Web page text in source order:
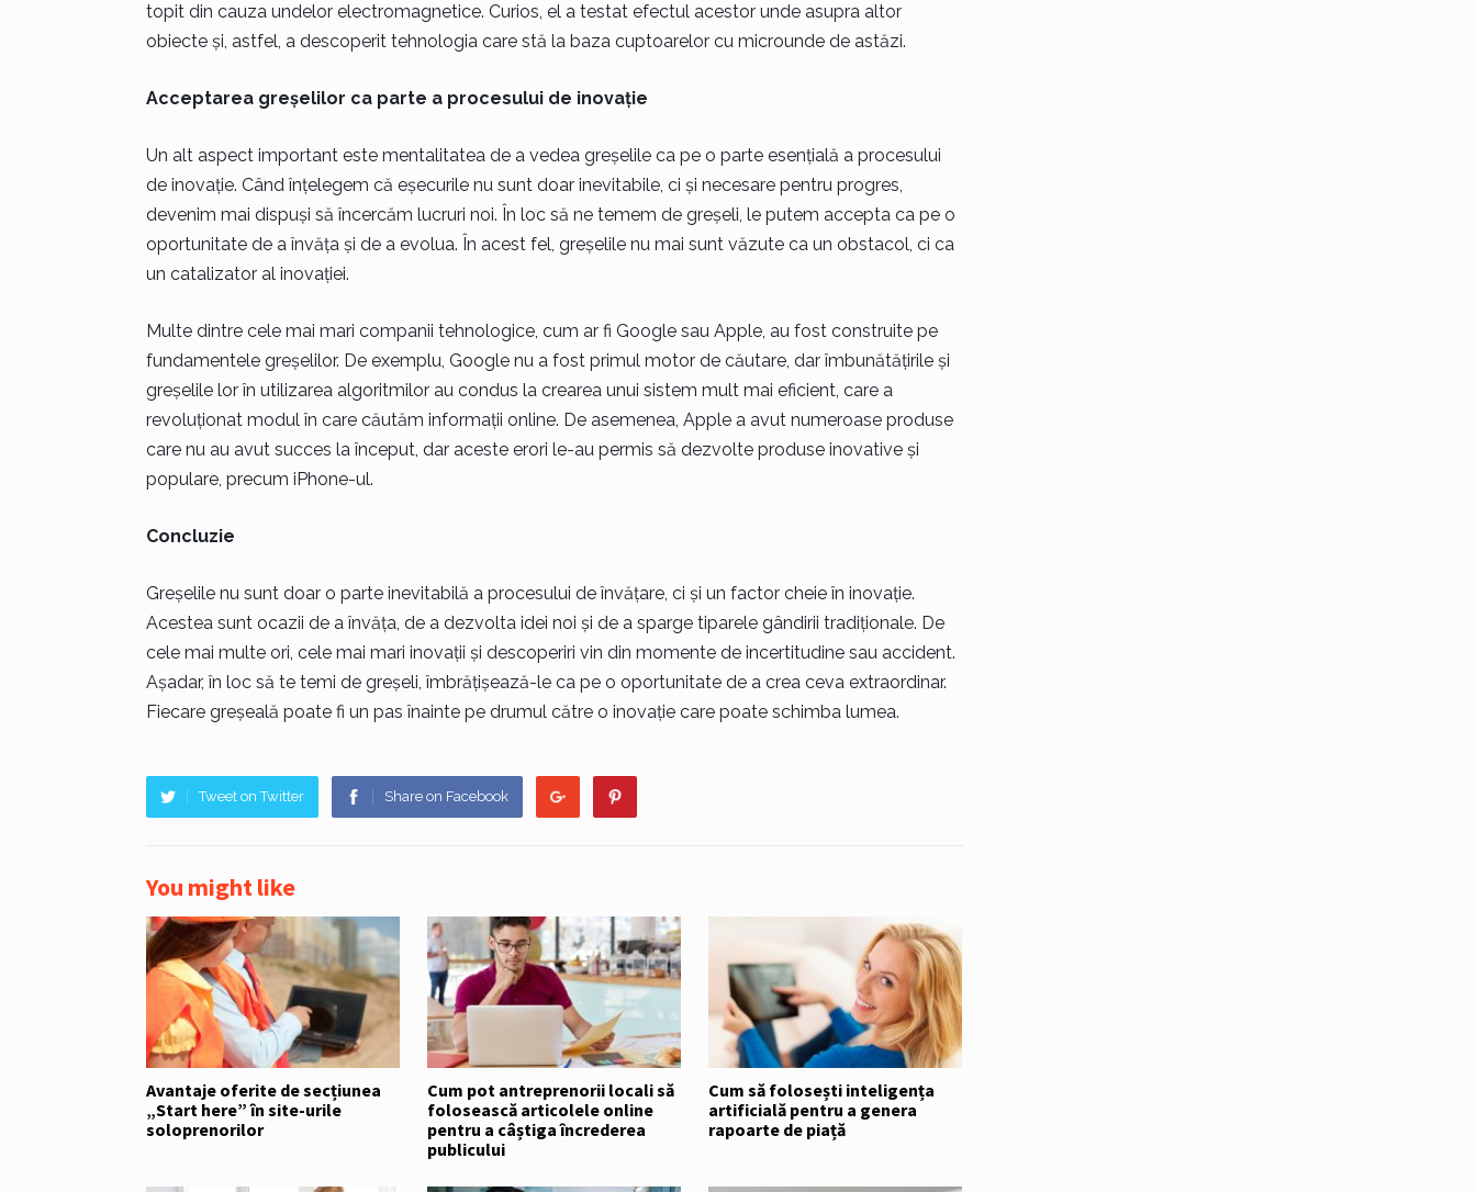
topit din cauza undelor electromagnetice. Curios, el a testat efectul acestor unde asupra altor
obiecte și, astfel, a descoperit tehnologia care stă la baza cuptoarelor cu microunde de astăzi.
Acceptarea greșelilor ca parte a procesului de inovație
Un alt aspect important este mentalitatea de a vedea greșelile ca pe o parte esențială a procesului
de inovație. Când înțelegem că eșecurile nu sunt doar inevitabile, ci și necesare pentru progres,
devenim mai dispuși să încercăm lucruri noi. În loc să ne temem de greșeli, le putem accepta ca pe o
oportunitate de a învăța și de a evolua. În acest fel, greșelile nu mai sunt văzute ca un obstacol, ci ca
un catalizator al inovației.
Multe dintre cele mai mari companii tehnologice, cum ar fi Google sau Apple, au fost construite pe
fundamentele greșelilor. De exemplu, Google nu a fost primul motor de căutare, dar îmbunătățirile și
greșelile lor în utilizarea algoritmilor au condus la crearea unui sistem mult mai eficient, care a
revoluționat modul în care căutăm informații online. De asemenea, Apple a avut numeroase produse
care nu au avut succes la început, dar aceste erori le-au permis să dezvolte produse inovative și
populare, precum iPhone-ul.
Concluzie
Greșelile nu sunt doar o parte inevitabilă a procesului de învățare, ci și un factor cheie în inovație.
Acestea sunt ocazii de a învăța, de a dezvolta idei noi și de a sparge tiparele gândirii tradiționale. De
cele mai multe ori, cele mai mari inovații și descoperiri vin din momente de incertitudine sau accident.
Așadar, în loc să te temi de greșeli, îmbrățișează-le ca pe o oportunitate de a crea ceva extraordinar.
Fiecare greșeală poate fi un pas înainte pe drumul către o inovație care poate schimba lumea.
Tweet on Twitter Share on Facebook
You might like
Avantaje oferite de secțiunea
„Start here” în site-urile
soloprenorilor
Cum pot antreprenorii locali să
folosească articolele online
pentru a câștiga încrederea
publicului
Cum să folosești inteligența
artificială pentru a genera
rapoarte de piață